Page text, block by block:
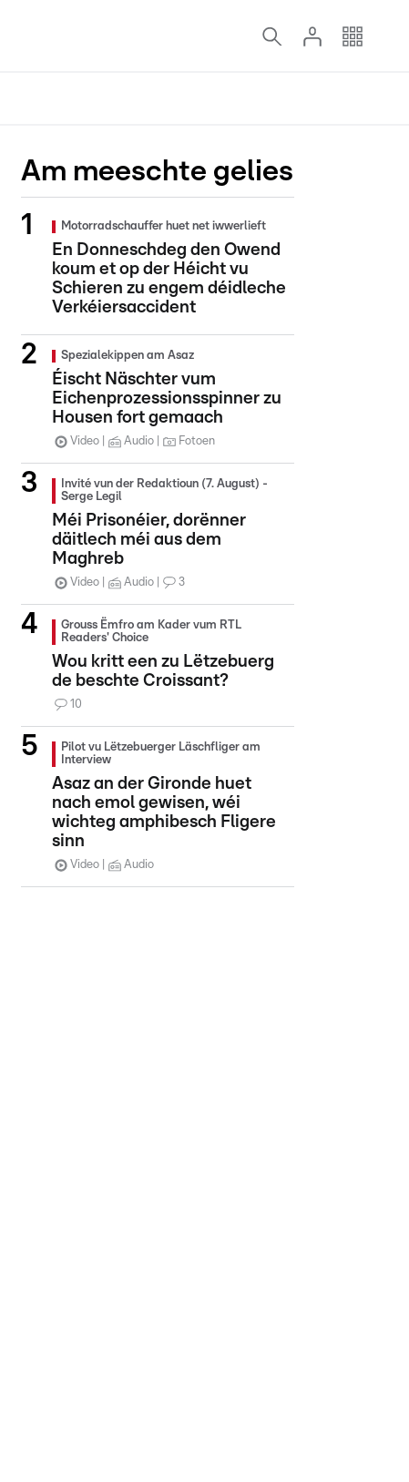
Am meeschte gelies
Motorradschauffer huet net iwwerlieft
En Donneschdeg den Owend
koum et op der Héicht vu
Schieren zu engem déidleche
Verkéiersaccident
Spezialekippen am Asaz
Éischt Näschter vum
Eichenprozessionsspinner zu
Housen fort gemaach
Video Audio Fotoen
Invité vun der Redaktioun (7. August) -
Serge Legil
Méi Prisonéier, dorënner
däitlech méi aus dem
Maghreb
Video Audio 3
Grouss Ëmfro am Kader vum RTL
Readers' Choice
Wou kritt een zu Lëtzebuerg
de beschte Croissant?
10
Pilot vu Lëtzebuerger Läschfliger am
Interview
Asaz an der Gironde huet
nach emol gewisen, wéi
wichteg amphibesch Fligere
sinn
Video Audio